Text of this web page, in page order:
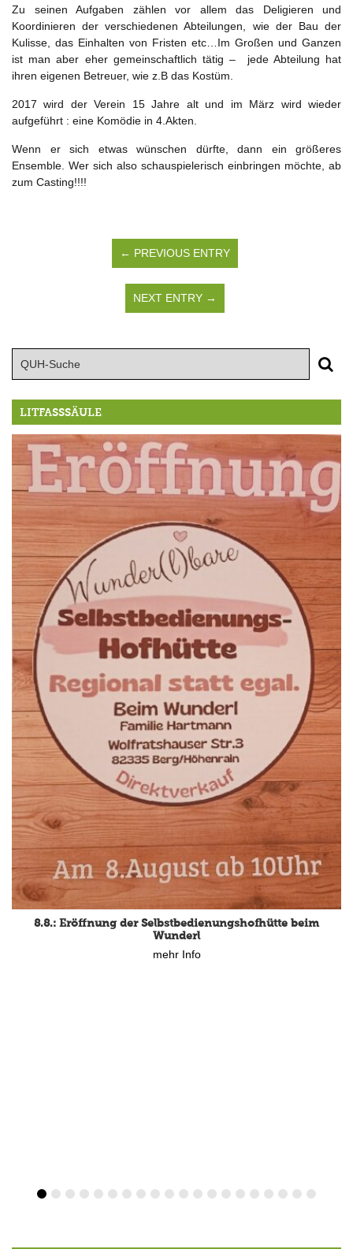
Zu seinen Aufgaben zählen vor allem das Deligieren und
Koordinieren der verschiedenen Abteilungen, wie der Bau der
Kulisse, das Einhalten von Fristen etc…Im Großen und Ganzen
ist man aber eher gemeinschaftlich tätig – jede Abteilung hat
ihren eigenen Betreuer, wie z.B das Kostüm.
2017 wird der Verein 15 Jahre alt und im März wird wieder
aufgeführt : eine Komödie in 4.Akten.
Wenn er sich etwas wünschen dürfte, dann ein größeres
Ensemble. Wer sich also schauspielerisch einbringen möchte, ab
zum Casting!!!!
← PREVIOUS ENTRY
NEXT ENTRY →
LITFASSSÄULE
8.8.: Eröffnung der Selbstbedienungshofhütte beim
Wunderl
mehr Info